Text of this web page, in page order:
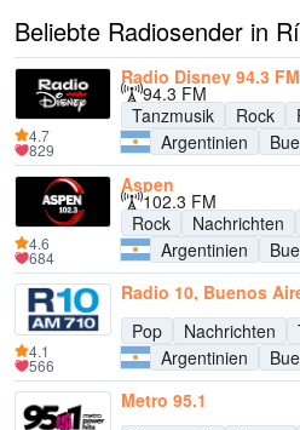
Beliebte Radiosender in
Radio Disney 94.3 FM
94.3 FM
Tanzmusik
Rock
Argentinien
4.7
829
Aspen
102.3 FM
Rock
Nachrichten
Argentinien
4.6
684
Radio 10, Buenos
Pop
Nachrichten
Argentinien
4.1
566
Metro 95.1